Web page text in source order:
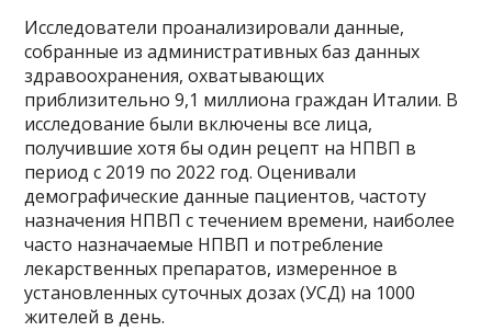
Исследователи проанализировали данные,
собранные из административных баз данных
здравоохранения, охватывающих
приблизительно 9,1 миллиона граждан Италии. В
исследование были включены все лица,
получившие хотя бы один рецепт на НПВП в
период с 2019 по 2022 год. Оценивали
демографические данные пациентов, частоту
назначения НПВП с течением времени, наиболее
часто назначаемые НПВП и потребление
лекарственных препаратов, измеренное в
установленных суточных дозах (УСД) на 1000
жителей в день.